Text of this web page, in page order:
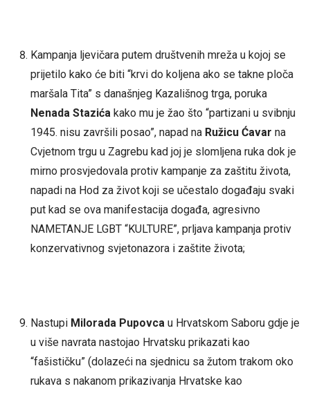
Kampanja ljevičara putem društvenih mreža u kojoj se
prijetilo kako će biti “krvi do koljena ako se takne ploča
maršala Tita” s današnjeg Kazališnog trga, poruka
Nenada Stazića kako mu je žao što “partizani u svibnju
1945. nisu završili posao”, napad na Ružicu Ćavar na
Cvjetnom trgu u Zagrebu kad joj je slomljena ruka dok je
mirno prosvjedovala protiv kampanje za zaštitu života,
napadi na Hod za život koji se učestalo događaju svaki
put kad se ova manifestacija događa, agresivno
NAMETANJE LGBT “KULTURE”, prljava kampanja protiv
konzervativnog svjetonazora i zaštite života;
Nastupi Milorada Pupovcau Hrvatskom Saboru gdje je
u više navrata nastojao Hrvatsku prikazati kao
“fašističku” (dolazeći na sjednicu sa žutom trakom oko
rukava s nakanom prikazivanja Hrvatske kao